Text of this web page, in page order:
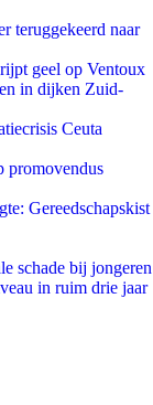
teruggekeerd naar
geel op Ventoux
in dijken Zuid-
Ceuta
promovendus
Gereedschapskist
schade bij jongeren
in ruim drie jaar